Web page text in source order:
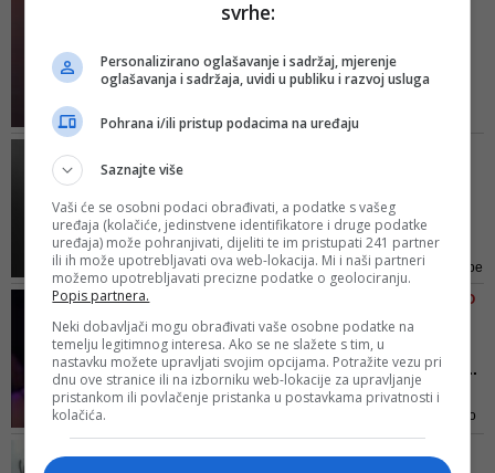
idu prema kraju, a pred žirijem je
još mnoštvo kandidata koji čekaju
Sarajlija Denis Barta
pobjednik hrvatskog
'Superta...
pjevajući na ulici, po kafićima i
prodavajući svoj CD
poč...
Postoji i dio njegove povijesti
koju, čini se, skriva jer na Youtube
platformi naprosto je nemoguće
pišemo
MARTINA TOMČIĆ OTVORENO
O SEBI
Najstroža članica žirija
'Supertalent' bez dlake n...
I dok joj dio publike zamjera što
"nema dlake na jeziku", drugi dio
podržava to što direktno i bez
kompromisa komentira nastupe
svrhe:
Personalizirano oglašavanje i sadržaj, mjerenje
oglašavanja i sadržaja, uvidi u publiku i razvoj usluga
Pohrana i/ili pristup podacima na uređaju
Saznajte više
Vaši će se osobni podaci obrađivati, a podatke s vašeg
uređaja (kolačiće, jedinstvene identifikatore i druge podatke
uređaja) može pohranjivati, dijeliti te im pristupati 241 partner
ili ih može upotrebljavati ova web-lokacija. Mi i naši partneri
možemo upotrebljavati precizne podatke o geolociranju.
Popis partnera.
Neki dobavljači mogu obrađivati vaše osobne podatke na
temelju legitimnog interesa. Ako se ne slažete s tim, u
nastavku možete upravljati svojim opcijama. Potražite vezu pri
dnu ove stranice ili na izborniku web-lokacije za upravljanje
pristankom ili povlačenje pristanka u postavkama privatnosti i
kolačića.